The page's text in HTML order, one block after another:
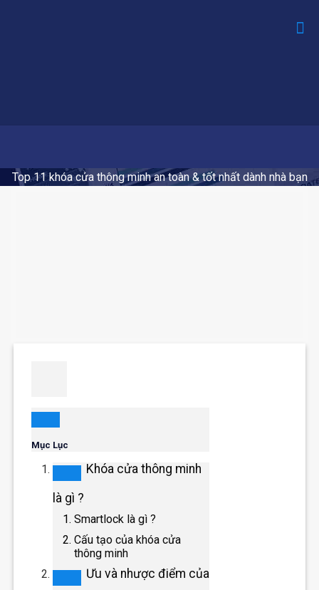
Top 11 khóa cửa thông minh an toàn & tốt nhất dành nhà bạn
Mục Lục
Khóa cửa thông minh
là gì ?
Smartlock là gì ?
Cấu tạo của khóa cửa
thông minh
Ưu và nhược điểm của